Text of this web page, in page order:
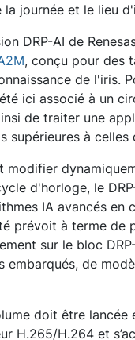
journée et le lieu
DRP-AI de
, conçu pour des
de l'iris.
ici associé à un
de traiter une
à celles
modifier
d'horloge, le
IA avancés en
prévoit à terme de
sur le bloc
de
doit être lancée
H.265/H.264 et